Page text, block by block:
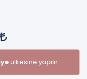
ülkesine yapılır.